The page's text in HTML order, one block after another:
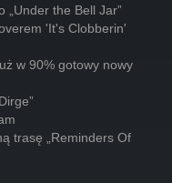
the Bell Jar”
'It's Clobberin'
w 90% gotowy nowy
trasę „Reminders Of